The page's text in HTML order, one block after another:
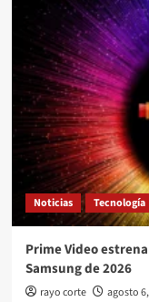
Noticias Tecnología
Prime Video
Samsung de 2026
rayo corte agosto